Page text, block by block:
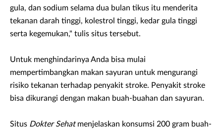
gula, dan sodium selama dua bulan tikus itu menderita
tekanan darah tinggi, kolestrol tinggi, kedar gula tinggi
serta kegemukan," tulis situs tersebut.
Untuk menghindarinya Anda bisa mulai
mempertimbangkan makan sayuran untuk mengurangi
risiko tekanan terhadap penyakit stroke. Penyakit stroke
bisa dikurangi dengan makan buah-buahan dan sayuran.
Situs Dokter Sehatmenjelaskan konsumsi 200 gram buah-